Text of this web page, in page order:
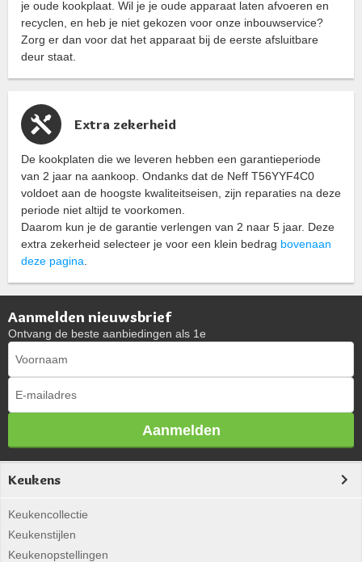
je oude kookplaat. Wil je je oude apparaat laten afvoeren en
recyclen, en heb je niet gekozen voor onze inbouwservice?
Zorg er dan voor dat het apparaat bij de eerste afsluitbare
deur staat.
Extra zekerheid
De kookplaten die we leveren hebben een garantieperiode
van 2 jaar na aankoop. Ondanks dat de Neff T56YYF4C0
voldoet aan de hoogste kwaliteitseisen, zijn reparaties na deze
periode niet altijd te voorkomen.
Daarom kun je de garantie verlengen van 2 naar 5 jaar. Deze
extra zekerheid selecteer je voor een klein bedrag bovenaan
deze pagina
Aanmelden nieuwsbrief
Ontvang de beste aanbiedingen als 1e
Aanmelden
Keukens
Keukencollectie
Keukenstijlen
Keukenopstellingen